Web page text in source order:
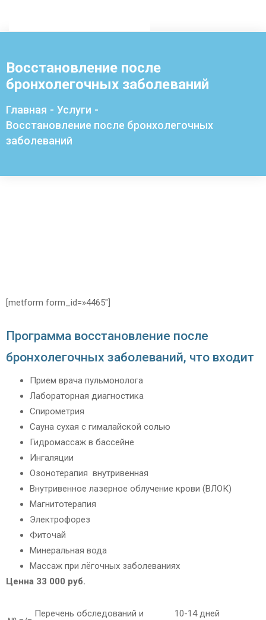
Восстановление после
бронхолегочных заболеваний
Главная - Услуги -
Восстановление после бронхолегочных
заболеваний
[metform form_id=»4465″]
Программа восстановление после
бронхолегочных заболеваний, что входит
Прием врача пульмонолога
Лабораторная диагностика
Спирометрия
Сауна сухая с гималайской солью
Гидромассаж в бассейне
Ингаляции
Озонотерапия внутривенная
Внутривенное лазерное облучение крови (ВЛОК)
Магнитотерапия
Электрофорез
Фиточай
Минеральная вода
Массаж при лёгочных заболеваниях
Ценна 33 000 руб.
Перечень обследований и
10-14 дней